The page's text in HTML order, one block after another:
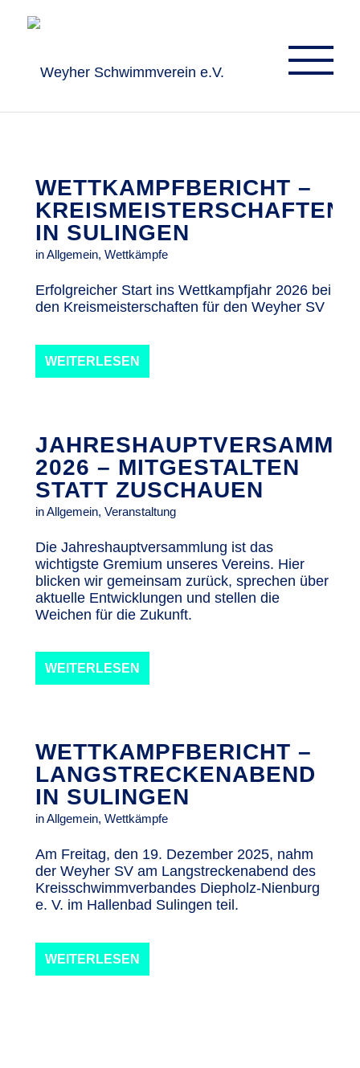
WETTKAMPFBERICHT –
KREISMEISTERSCHAFTEN
IN SULINGEN
inAllgemein, Wettkämpfe
Erfolgreicher Start ins Wettkampfjahr 2026 bei
den Kreismeisterschaften für den Weyher SV
WEITERLESEN
2026 – MITGESTALTEN
STATT ZUSCHAUEN
inAllgemein, Veranstaltung
Die Jahreshauptversammlung ist das
wichtigste Gremium unseres Vereins. Hier
blicken wir gemeinsam zurück, sprechen über
aktuelle Entwicklungen und stellen die
Weichen für die Zukunft.
WEITERLESEN
WETTKAMPFBERICHT –
LANGSTRECKENABEND
IN SULINGEN
inAllgemein, Wettkämpfe
Am Freitag, den 19. Dezember 2025, nahm
der Weyher SV am Langstreckenabend des
Kreisschwimmverbandes Diepholz-Nienburg
e. V. im Hallenbad Sulingen teil.
WEITERLESEN